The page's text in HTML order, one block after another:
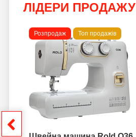
ЛІДЕРИ ПРОДАЖУ
Розпродаж Топ продажів